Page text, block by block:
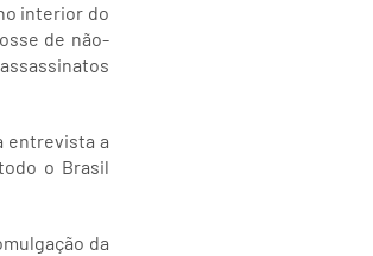
interior do
de não-
entrevista a
o Brasil
da